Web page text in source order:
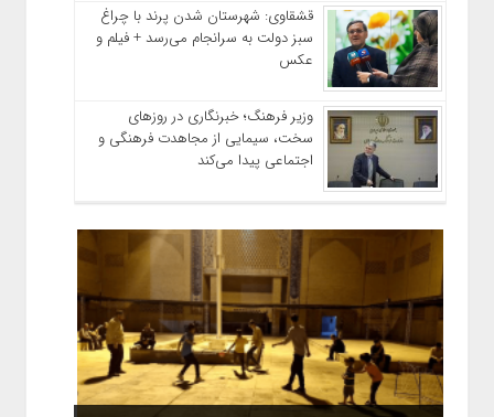
قشقاوی: شهرستان شدن پرند با چراغ
سبز دولت به سرانجام می‌رسد + فیلم و
عکس
وزیر فرهنگ؛ خبرنگاری در روزهای
سخت، سیمایی از مجاهدت فرهنگی و
اجتماعی پیدا می‌کند